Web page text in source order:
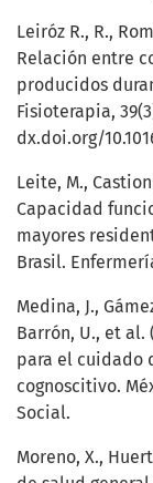
Leiróz R., R.,
Relación entre
producidos
Fisioterapia,
dx.doi.org/
Leite, M.,
Capacidad
mayores
Brasil.
Medina, J.,
Barrón, U., et al.
para el cuidado
cognoscitivo.
Social.
Moreno, X.,